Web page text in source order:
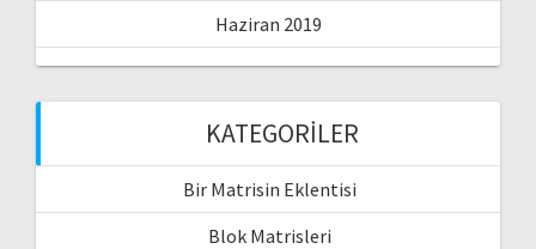
Haziran 2019
KATEGORILER
Bir Matrisin Eklentisi
Blok Matrisleri